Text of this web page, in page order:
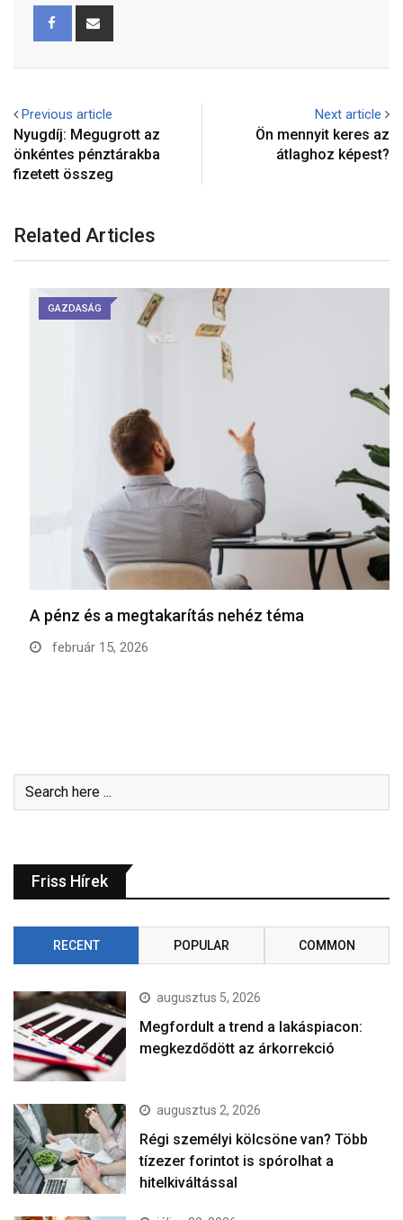
Previous article
Nyugdíj: Megugrott az
önkéntes pénztárakba
fizetett összeg
Next article
Ön mennyit keres az
átlaghoz képest?
Related Articles
GAZDASÁG
A pénz és a megtakarítás nehéz téma
február 15, 2026
Friss Hírek
RECENT POPULAR COMMON
augusztus 5, 2026
Megfordult a trend a lakáspiacon:
megkezdődött az árkorrekció
augusztus 2, 2026
Régi személyi kölcsöne van? Több
tízezer forintot is spórolhat a
hitelkiváltással